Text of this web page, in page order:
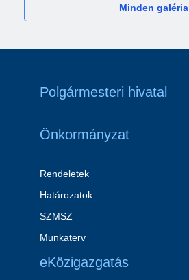
Minden galéria
Polgármesteri hivatal
Önkormányzat
Rendeletek
Határozatok
SZMSZ
Munkaterv
eKözigazgatás